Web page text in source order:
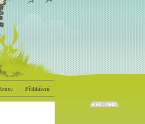
Přihlášení